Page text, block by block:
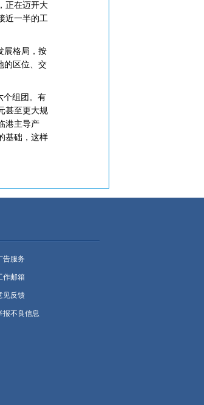
正在迈开大
近一半的工
展格局，按
的区位、交
个组团。有
甚至更大规
港主导产
基础，这样
告服务
作邮箱
见反馈
报不良信息